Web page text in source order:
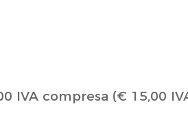
IVA compresa (€ 15,00